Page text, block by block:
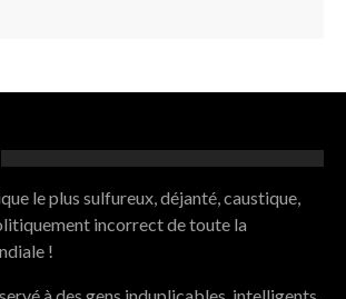
le plus sulfureux, déjanté, caustique,
incorrect de toute la
!